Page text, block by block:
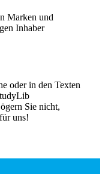
Marken und
Inhaber
oder in den Texten
Sie nicht,
uns!